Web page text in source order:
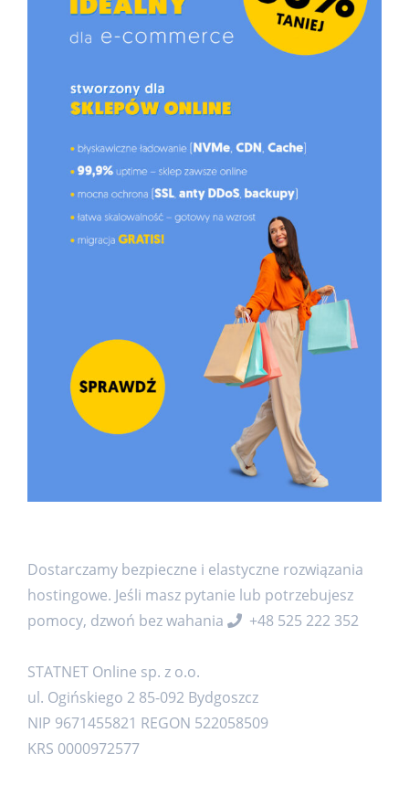
Dostarczamy bezpieczne i elastyczne rozwiązania
hostingowe. Jeśli masz pytanie lub potrzebujesz
pomocy, dzwoń bez wahania
+48 525 222 352
STATNET Online sp. z o.o.
ul. Ogińskiego 2 85-092 Bydgoszcz
NIP 9671455821 REGON 522058509
KRS 0000972577